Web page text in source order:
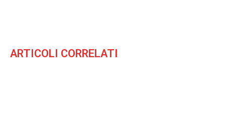
ARTICOLI CORRELATI